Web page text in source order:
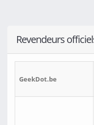
Revendeurs
GeekDot.be